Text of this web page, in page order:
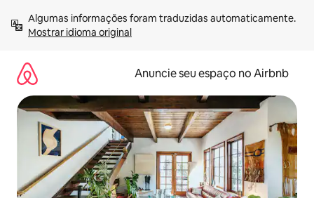
para
Mostrar idioma original
Anuncie seu espaço no Airbnb